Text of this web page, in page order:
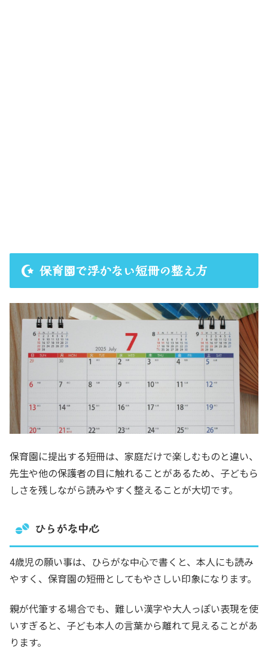
保育園で浮かない短冊の整え方
保育園に提出する短冊は、家庭だけで楽しむものと違い、
先生や他の保護者の目に触れることがあるため、子どもら
しさを残しながら読みやすく整えることが大切です。
ひらがな中心
4歳児の願い事は、ひらがな中心で書くと、本人にも読み
やすく、保育園の短冊としてもやさしい印象になります。
親が代筆する場合でも、難しい漢字や大人っぽい表現を使
いすぎると、子ども本人の言葉から離れて見えることがあ
ります。